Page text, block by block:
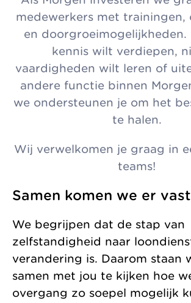
medewerkers met trainingen,
en doorgroeimogelijkheden.
kennis wilt verdiepen,
vaardigheden wilt leren of
andere functie binnen
we ondersteunen je om het
te halen.
Wij verwelkomen je graag in
teams!
Samen komen we er
We begrijpen dat de stap van
zelfstandigheid naar
verandering is. Daarom staan
samen met jou te kijken hoe
overgang zo soepel mogelijk